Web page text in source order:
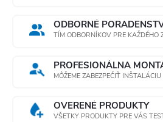
ODBORNÉ
TÍM ODBORNÍKOV PRE KAŽDÉHO
PROFESIONÁLNA
MÔŽEME ZABEZPEČIŤ
OVERENÉ PRODUKTY
VŠETKY PRODUKTY PRE VÁS